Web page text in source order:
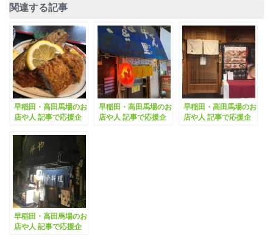
関連する記事
早稲田・高田馬場のお
店や人 記事で応援企
かはし」
早稲田・高田馬場のお
店や人 記事で応援企
早稲田・高田馬場のお
店や人 記事で応援企
早稲田・高田馬場のお
店や人 記事で応援企